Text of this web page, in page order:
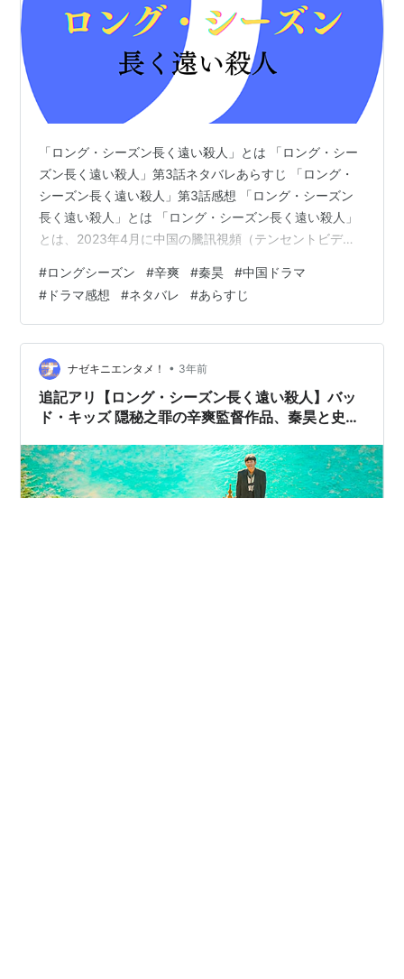
「ロング・シーズン長く遠い殺人」とは 「ロング・シー
ズン長く遠い殺人」第3話ネタバレあらすじ 「ロング・
シーズン長く遠い殺人」第3話感想 「ロング・シーズン
長く遠い殺人」とは 「ロング・シーズン長く遠い殺人」
とは、2023年4月に中国の騰訊視頻（テンセントビデ
ズ 隠秘之罪」の監督、辛爽（シン・シュアン）監督作品
で本国中国では圧倒的高評価を得た超人気ドラマだそう
です。 画像引用元
https://ogre.natalie.mu/media/news/eiga/2023/1031/T
heLongSeason_20231031.jpg?impolic…
#ロングシーズン #辛爽 #秦昊 #中国ドラマ
# ドラマ感想 #ネタバレ #あらすじ
ナゼキニエンタメ！ • 3年前
追記アリ【ロング・シーズン長く遠い殺人】バッ
ド・キッズ 隠秘之罪の辛爽監督作品、秦昊と史彭
で放送開始【中国ドラマ】感想